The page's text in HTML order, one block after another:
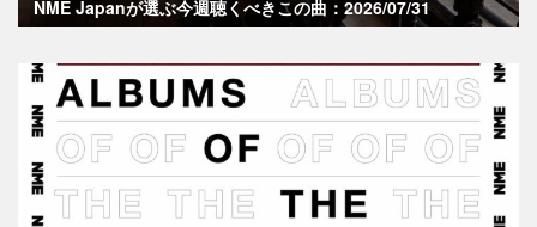
NME Japanが選ぶ今週聴くべきこの曲：2026/07/31